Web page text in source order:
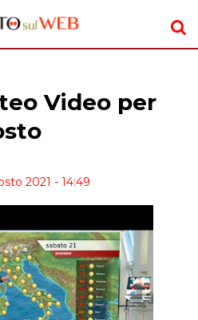
Video per
2021 - 14:49